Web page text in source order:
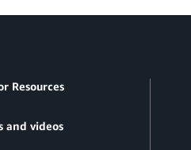
Resources
and videos